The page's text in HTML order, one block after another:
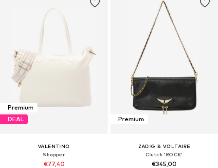
Premium
DEAL
VALENTINO
Shopper
€77,40
Premium
ZADIG & VOLTAIRE
Clutch 'ROCK'
€345,00